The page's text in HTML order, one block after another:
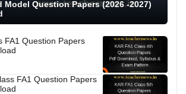
Model Question Papers (2026 -2027)
FA1 Question Papers
FA1 Question Papers